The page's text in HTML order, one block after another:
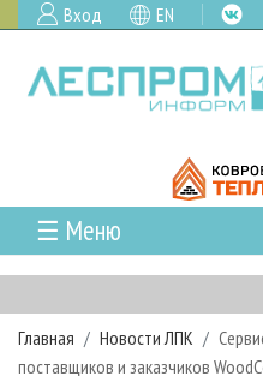
Вход EN
☰ Меню
ГЛАВНАЯ
РУБРИКИ И ТЕМЫ
РУБРИКИ ЖУРНАЛА
НОВОСТИ
Главная Новости ЛПК
поставщиков и заказчиков